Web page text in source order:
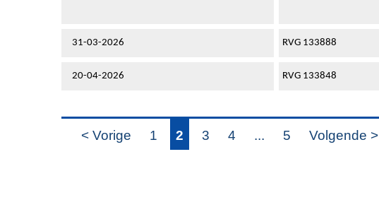
31-03-2026 RVG 133888
20-04-2026 RVG 133848
< Vorige 1 2 3 4 ... 5 Volgende >